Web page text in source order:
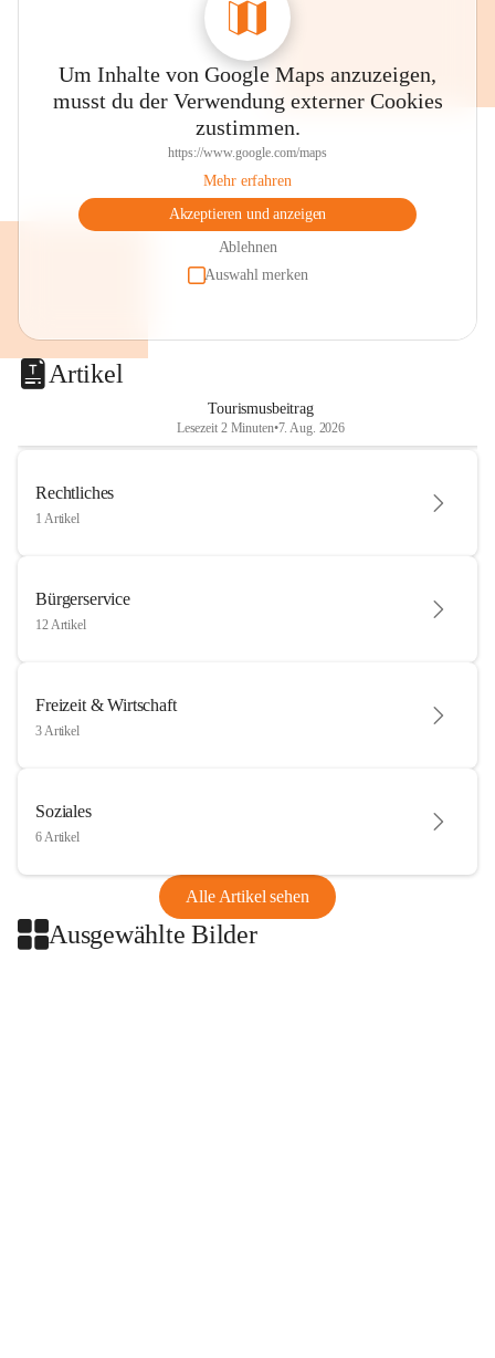
Um Inhalte von Google Maps anzuzeigen,
musst du der Verwendung externer Cookies
zustimmen.
https://www.google.com/maps
Mehr erfahren
Akzeptieren und anzeigen
Ablehnen
Auswahl merken
Artikel
Tourismusbeitrag
Lesezeit 2 Minuten•7. Aug. 2026
Rechtliches
1 Artikel
Bürgerservice
12 Artikel
Freizeit & Wirtschaft
3 Artikel
Soziales
6 Artikel
Alle Artikel sehen
Ausgewählte Bilder